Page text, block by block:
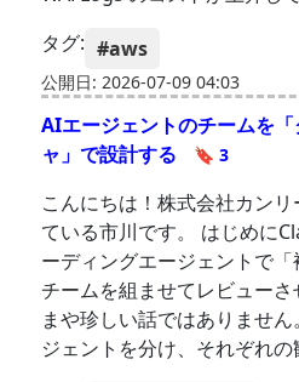
タグ: #aws
公開日: 2026-07-09 04:03
AIエージェントのチームを
ャ」で設計する
🔖 3
こんにちは！株式会社カン
ている市川です。 はじめに
ーディングエージェントで
チームを組ませてレビュー
まや珍しい話ではありませ
ジェントを分け、それぞれの